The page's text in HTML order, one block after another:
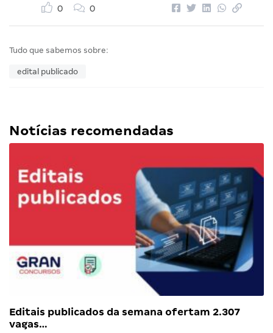
0 0
Tudo que sabemos sobre:
edital publicado
Notícias recomendadas
Editais publicados da semana ofertam 2.307
vagas…